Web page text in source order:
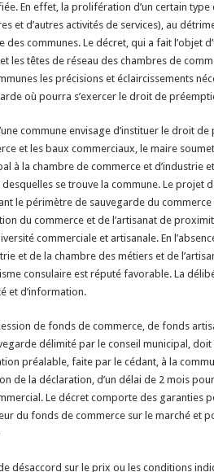
En effet, la prolifération d’un certain
et d’autres activités de services), au
des communes. Le décret, qui a fait l’objet
les têtes de réseau des chambres de
les précisions et éclaircissements
où pourra s’exercer le droit de
commune envisage d’instituer le droit
et les baux commerciaux, le maire
à la chambre de commerce et d’industrie
se trouve la commune. Le projet
le périmètre de sauvegarde du
du commerce et de l’artisanat de
commerciale et artisanale. En
et de la chambre des métiers et de
consulaire est réputé favorable. La
et d’information.
de fonds de commerce, de fonds
délimité par le conseil municipal,
préalable, faite par le cédant, à la
de la déclaration, d’un délai de 2 mois
Le décret comporte des garanties
du fonds de commerce sur le marché et
désaccord sur le prix ou les conditions